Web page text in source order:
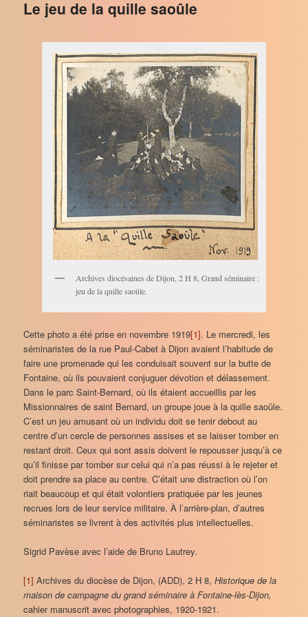
Le jeu de la quille saoûle
Archives diocésaines de Dijon, 2 H 8, Grand séminaire :
jeu de la quille saoûle.
Cette photo a été prise en novembre 1919[1]. Le mercredi, les
séminaristes de la rue Paul-Cabet à Dijon avaient l’habitude de
faire une promenade qui les conduisait souvent sur la butte de
Fontaine, où ils pouvaient conjuguer dévotion et délassement.
Dans le parc Saint-Bernard, où ils étaient accueillis par les
Missionnaires de saint Bernard, un groupe joue à la quille saoûle.
C’est un jeu amusant où un individu doit se tenir debout au
centre d’un cercle de personnes assises et se laisser tomber en
restant droit. Ceux qui sont assis doivent le repousser jusqu’à ce
qu’il finisse par tomber sur celui qui n’a pas réussi à le rejeter et
doit prendre sa place au centre. C’était une distraction où l’on
riait beaucoup et qui était volontiers pratiquée par les jeunes
recrues lors de leur service militaire. À l’arrière-plan, d’autres
séminaristes se livrent à des activités plus intellectuelles.
Sigrid Pavèse avec l’aide de Bruno Lautrey.
[1] Archives du diocèse de Dijon, (ADD), 2 H 8,Historique de la
maison de campagne du grand séminaire à Fontaine-lès-Dijon,
cahier manuscrit avec photographies, 1920-1921.